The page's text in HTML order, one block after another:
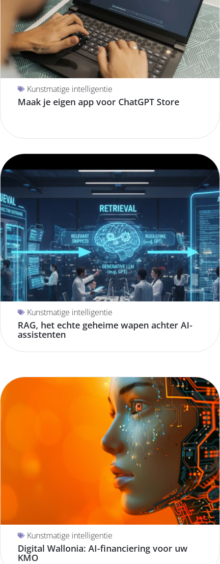
Kunstmatige intelligentie
Maak je eigen app voor ChatGPT Store
Kunstmatige intelligentie
RAG, het echte geheime wapen achter AI-
assistenten
Kunstmatige intelligentie
Digital Wallonia: AI-financiering voor uw
KMO